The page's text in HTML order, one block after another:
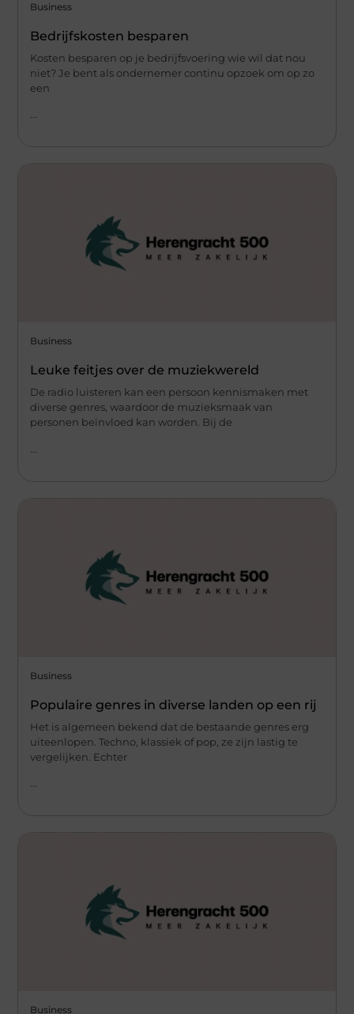
Business
Bedrijfskosten besparen
Kosten besparen op je bedrijfsvoering wie wil dat nou
niet? Je bent als ondernemer continu opzoek om op zo
een
...
Business
Leuke feitjes over de muziekwereld
De radio luisteren kan een persoon kennismaken met
diverse genres, waardoor de muzieksmaak van
personen beïnvloed kan worden. Bij de
Business
Populaire genres in diverse landen op een rij
Het is algemeen bekend dat de bestaande genres erg
uiteenlopen. Techno, klassiek of pop, ze zijn lastig te
vergelijken. Echter
Business